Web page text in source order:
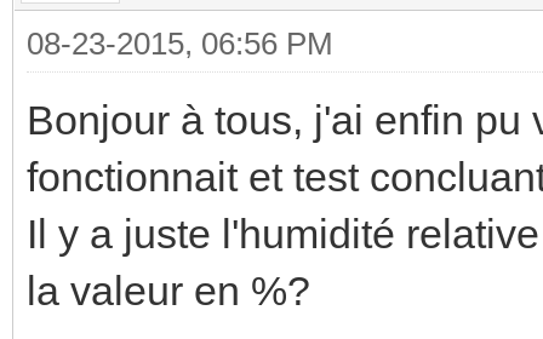
08-23-2015, 06:56 PM
Bonjour à tous, j'ai enfin pu
fonctionnait et test
Il y a juste l'humidité
la valeur en %?